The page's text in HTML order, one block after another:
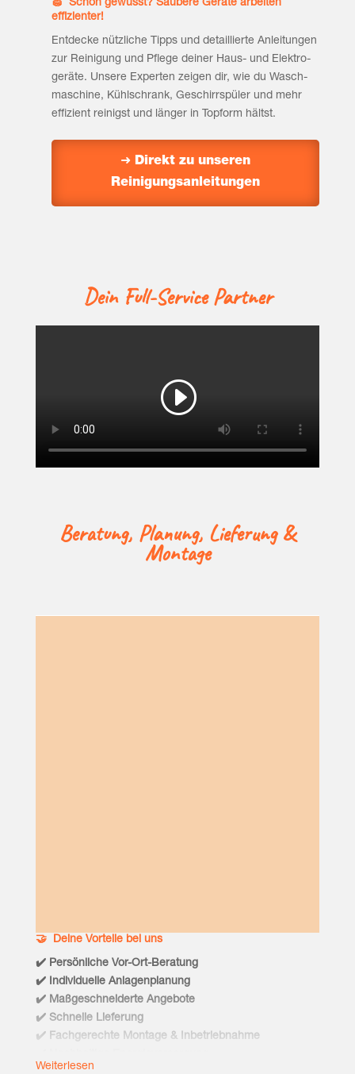
🧽 Schon gewusst? Sau­be­re Gerä­te arbei­ten
effizienter!
Ent­de­cke nütz­li­che Tipps und detail­lier­te Anlei­tun­gen
zur Rei­ni­gung und Pfle­ge dei­ner Haus- und Elek­tro­
ge­rä­te. Unse­re Exper­ten zei­gen dir, wie du Wasch­
ma­schi­ne, Kühl­schrank, Geschirr­spü­ler und mehr
effi­zi­ent rei­nigst und län­ger in Top­form hältst.
➜ Direkt zu unse­ren
Reinigungsanleitungen
Dein Full-Ser­vice Partner
Bera­tung, Pla­nung, Lie­fe­rung &
Montage
🤝 Dei­ne Vor­tei­le bei uns
✔️ Per­sön­li­che Vor-Ort-Bera­tung
✔️ Indi­vi­du­el­le Anla­gen­pla­nung
✔️ Maß­ge­schnei­der­te Ange­bo­te
✔️ Schnel­le Lie­fe­rung
✔️ Fach­ge­rech­te Mon­ta­ge & Inbe­trieb­nah­me
Weiterlesen